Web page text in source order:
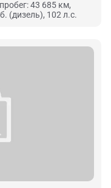
43 685 км,
(дизель), 102 л.с.